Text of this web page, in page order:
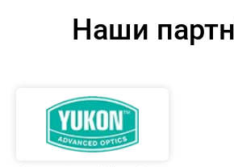
Наши